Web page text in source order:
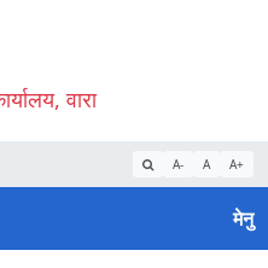
वारा
A- A A+
मेनु